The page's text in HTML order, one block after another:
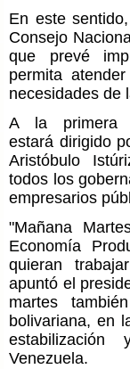
En este
Consejo
que prevé
permita
necesidades de
A la primera
estará dirigido
Aristóbulo
todos los
empresarios
"Mañana
Economía
quieran
apuntó el
martes
bolivariana, en
Venezuela.